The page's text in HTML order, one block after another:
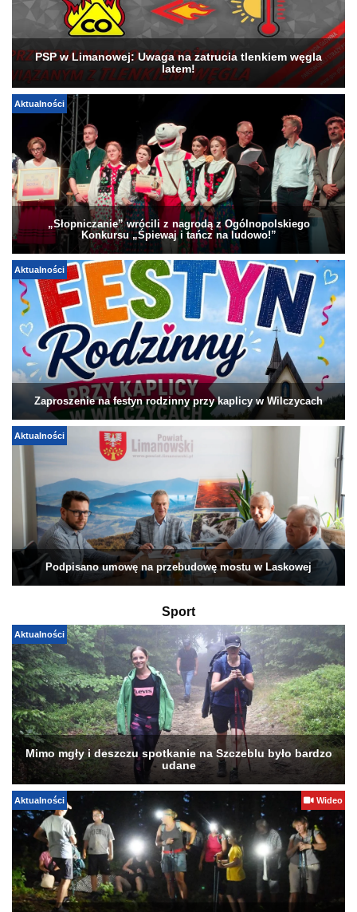
PSP w Limanowej: Uwaga na zatrucia tlenkiem węgla
latem!
Aktualności
„Słopniczanie” wrócili z nagrodą z Ogólnopolskiego
Konkursu „Śpiewaj i tańcz na ludowo!”
Aktualności
Zaproszenie na festyn rodzinny przy kaplicy w Wilczycach
Aktualności
Podpisano umowę na przebudowę mostu w Laskowej
Sport
Aktualności
Mimo mgły i deszczu spotkanie na Szczeblu było bardzo
udane
Aktualności Wideo